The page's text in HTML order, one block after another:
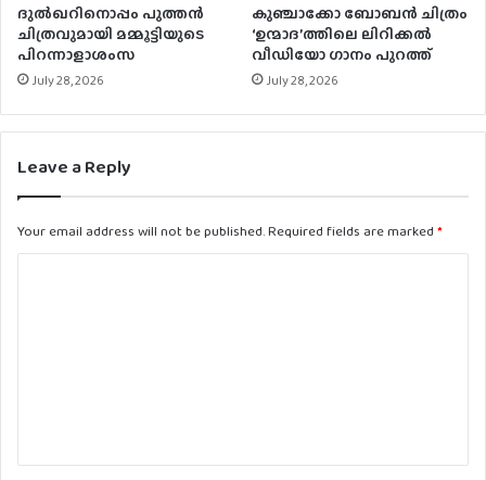
ദുൽഖറിനൊപ്പം പുത്തൻ
ചിത്രവുമായി മമ്മൂട്ടിയുടെ
പിറന്നാളാശംസ
July 28, 2026
കുഞ്ചാക്കോ ബോബന്‍ ചിത്രം
‘ഉന്മാദ’ത്തിലെ ലിറിക്കല്‍
വീഡിയോ ഗാനം പുറത്ത്
July 28, 2026
Leave a Reply
Your email address will not be published.Required fields are marked *
t